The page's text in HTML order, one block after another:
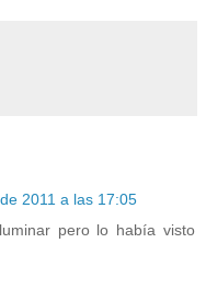
2011 a las 17:05
pero lo había visto